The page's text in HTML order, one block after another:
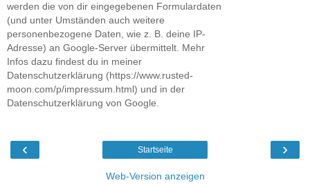
werden die von dir eingegebenen Formulardaten
(und unter Umständen auch weitere
personenbezogene Daten, wie z. B. deine IP-
Adresse) an Google-Server übermittelt. Mehr
Infos dazu findest du in meiner
Datenschutzerklärung (https://www.rusted-
moon.com/p/impressum.html) und in der
Datenschutzerklärung von Google.
‹ ›
Startseite
Web-Version anzeigen